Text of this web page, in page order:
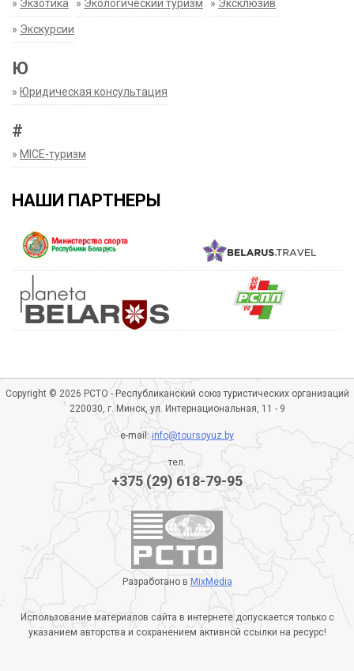
» Экзотика » Экологический туризм » Эксклюзив
» Экскурсии
Ю
» Юридическая консультация
#
» MICE-туризм
НАШИ ПАРТНЕРЫ
Copyright © 2026 РСТО - Республиканский союз туристических организаций
220030, г. Минск, ул. Интернациональная, 11 - 9
e-mail:info@toursoyuz.by
тел.
+375 (29) 618-79-95
Разработано в MixMedia
Использование материалов сайта в интернете допускается только с
указанием авторства и сохранением активной ссылки на ресурс!